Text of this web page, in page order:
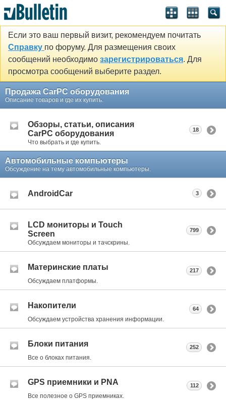
Если это ваш первый визит, рекомендуем почитать
Справку по форуму. Для размещения своих
сообщений необходимо зарегистрироваться. Для
просмотра сообщений выберите раздел.
Продажа CarPC оборудования
Описание товаров и где их купить.
Обзоры, статьи, описания
CarPC оборудования
Что выбрать и где купить.
18
Автомобильные компьютеры
Обсуждение на тему автомобильные компьютеры.
AndroidCar 3
LCD мониторы и Touch
Screen
Обсуждаем мониторы и тачскрины.
799
Материнские платы
Обсуждаем платформы.
217
Накопители
Обсуждаем устройства хранения информации.
64
Блоки питания
Все о блоках питания.
252
GPS приемники и PNA
Все полезное о GPS приемниках.
112